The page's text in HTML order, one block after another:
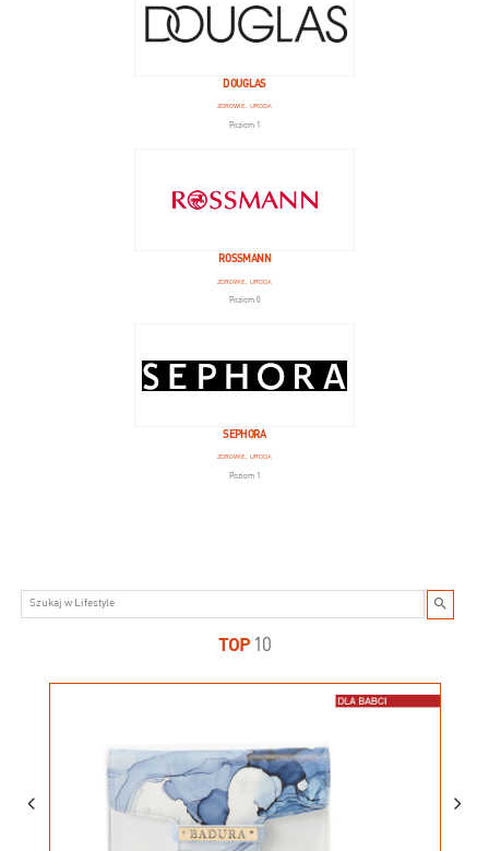
DOUGLAS
ZDROWIE, URODA
Poziom 1
ROSSMANN
ZDROWIE, URODA
Poziom 0
SEPHORA
ZDROWIE, URODA
Poziom 1
TOP 10